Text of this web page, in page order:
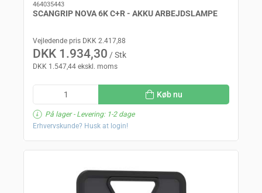
464035443
SCANGRIP NOVA 6K C+R - AKKU ARBEJDSLAMPE
Vejledende pris DKK 2.417,88
DKK 1.934,30 / Stk
DKK 1.547,44 ekskl. moms
Køb nu
På lager- Levering: 1-2 dage
Erhvervskunde? Husk at login!